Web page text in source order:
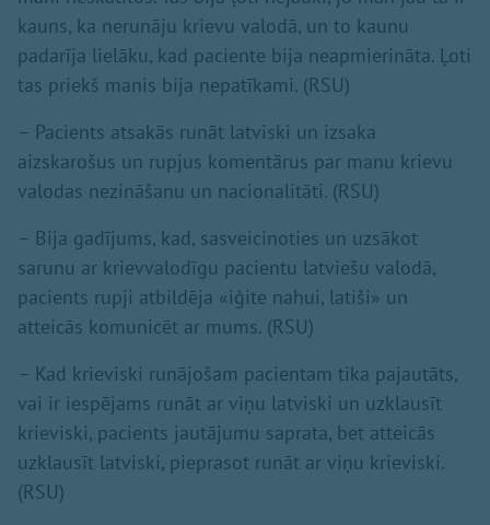
kauns, ka nerunāju krievu valodā, un to kaunu
padarīja lielāku, kad paciente bija neapmierināta. Ļoti
tas priekš manis bija nepatīkami. (RSU)
– Pacients atsakās runāt latviski un izsaka
aizskarošus un rupjus komentārus par manu krievu
valodas nezināšanu un nacionalitāti. (RSU)
– Bija gadījums, kad, sasveicinoties un uzsākot
sarunu ar krievvalodīgu pacientu latviešu valodā,
pacients rupji atbildēja «iģite nahui, latiši» un
atteicās komunicēt ar mums. (RSU)
– Kad krieviski runājošam pacientam tika pajautāts,
vai ir iespējams runāt ar viņu latviski un uzklausīt
krieviski, pacients jautājumu saprata, bet atteicās
uzklausīt latviski, pieprasot runāt ar viņu krieviski.
(RSU)